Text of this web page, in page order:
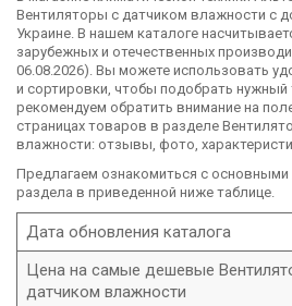
Вентиляторы с датчиком влажности с
Украине. В нашем каталоге
зарубежных и отечественных
06.08.2026). Вы можете использовать
и сортировки, чтобы подобрать нужный
рекомендуем обратить внимание на
страницах товаров в разделе
влажности: отзывы, фото,
Предлагаем ознакомиться с
раздела в приведенной ниже таблице.
Дата обновления каталога
Цена на самые дешевые
датчиком влажности